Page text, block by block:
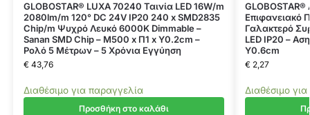
GLOBOSTAR® LUXA 70240 Ταινία LED 16W/m
2080lm/m 120° DC 24V IP20 240 x SMD2835
Chip/m Ψυχρό Λευκό 6000K Dimmable –
Sanan SMD Chip – Μ500 x Π1 x Υ0.2cm –
Ρολό 5 Μέτρων – 5 Χρόνια Εγγύηση
€43,76
Διαθέσιμο για παραγγελία
Προσθήκη στο καλάθι
GLOBOSTAR®
Επιφανειακό
Γαλακτερό
LED IP20 –
Υ0.6cm
€2,27
Διαθέσιμο